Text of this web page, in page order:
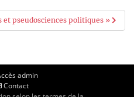
et pseudosciences politiques »
admin
Contact